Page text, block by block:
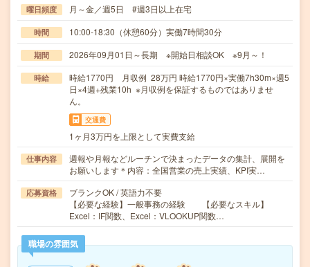
曜日頻度 月～金／週5日 #週3日以上在宅
時間 10:00-18:30（休憩60分）実働7時間30分
期間 2026年09月01日～長期 ※開始日相談OK ※9月～！
時給
時給1770円 月収例 28万円 時給1770円×実働7h30m×週5
日×4週+残業10h ※月収例を保証するものではありませ
ん。
交通費
1ヶ月3万円を上限として実費支給
仕事内容
週報や月報などルーチンで決まったデータの集計、展開を
お願いします＊内容：全国営業の売上実績、KPI実…
応募資格
ブランクOK / 英語力不要
【必要な経験】一般事務の経験 【必要なスキル】
Excel：IF関数、Excel：VLOOKUP関数…
職場の雰囲気